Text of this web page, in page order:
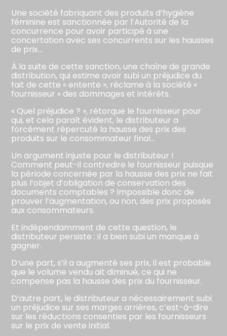
Une société fabriquant des produits d’hygiène
féminine est sanctionnée par l’Autorité de la
concurrence pour avoir participé à une
concertation avec ses concurrents sur les hausses
de prix…
À la suite de cette sanction, une chaîne de grande
distribution, qui estime avoir subi un préjudice du
fait de cette « entente », réclame à la société «
fournisseur » des dommages et intérêts.
« Quel préjudice ? », rétorque le fournisseur pour
qui, et cela paraît évident, le distributeur a
forcément répercuté la hausse des prix des
produits sur le consommateur final…
Un argument injuste pour le distributeur !
Comment peut-il contredire le fournisseur puisque
la période concernée par la hausse des prix ne fait
plus l’objet d’obligation de conservation des
documents comptables ? Impossible donc de
prouver l’augmentation, ou non, des prix proposés
aux consommateurs.
Et indépendamment de cette question, le
distributeur persiste : il a bien subi un manque à
gagner.
D’une part, s’il a augmenté ses prix, il est probable
que le volume vendu ait diminué, ce qui ne
compense pas la hausse des prix du fournisseur.
D’autre part, le distributeur a nécessairement subi
un préjudice sur ses marges arrières, c’est-à-dire
sur les réductions consenties par les fournisseurs
sur le prix de vente initial.